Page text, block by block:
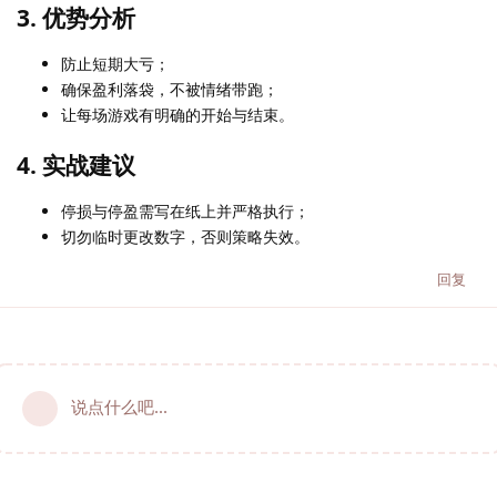
3. 优势分析
防止短期大亏；
确保盈利落袋，不被情绪带跑；
让每场游戏有明确的开始与结束。
4. 实战建议
停损与停盈需写在纸上并严格执行；
切勿临时更改数字，否则策略失效。
回复
说点什么吧...